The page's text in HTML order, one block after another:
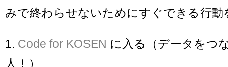
みで終わらせないためにすぐできる行動
1. Code for KOSEN に入る（データをつ
人！）